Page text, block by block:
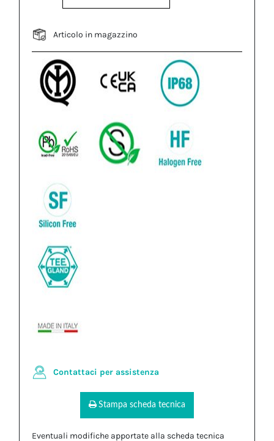
Articolo in magazzino
Contattaci per assistenza
Stampa scheda tecnica
Eventuali modifiche apportate alla scheda tecnica